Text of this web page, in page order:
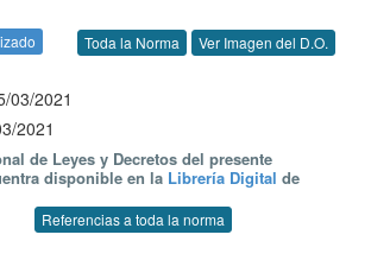
Toda la Norma Ver Imagen del D.O.
03/2021
2021
de Leyes y Decretos del presente
disponible en la Librería Digital de
Referencias a toda la norma